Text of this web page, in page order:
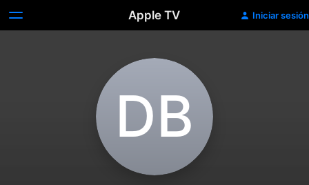
Apple TV Iniciar sesión
D‌B